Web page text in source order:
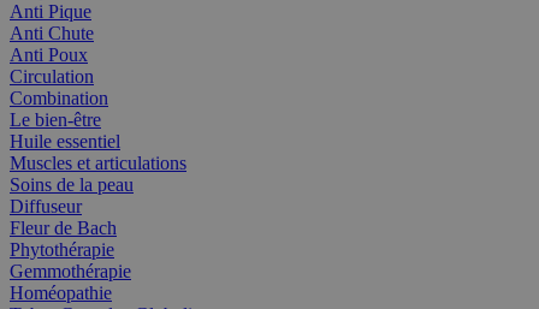
Anti Pique
Anti Chute
Anti Poux
Circulation
Combination
Le bien-être
Huile essentiel
Muscles et articulations
Soins de la peau
Diffuseur
Fleur de Bach
Phytothérapie
Gemmothérapie
Homéopathie